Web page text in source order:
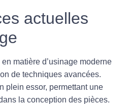
actuelles
matière d’usinage moderne
de techniques avancées.
plein essor, permettant une
la conception des pièces.